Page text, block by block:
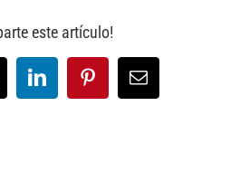
este artículo!
LinkedInPinterestCorreo
electrónico